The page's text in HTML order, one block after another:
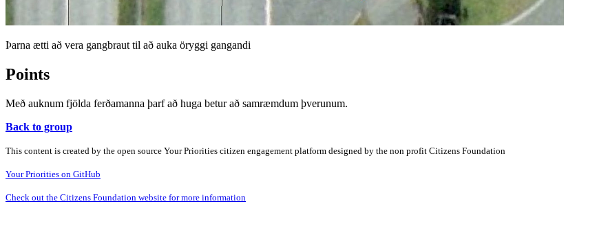
Þarna ætti að vera gangbraut til að auka öryggi gangandi
Points
Með auknum fjölda ferðamanna þarf að huga betur að samræmdum þverunum.
Back to group
This content is created by the open source Your Priorities citizen engagement platform designed by the non profit Citizens Foundation
Your Priorities on GitHub
Check out the Citizens Foundation website for more information